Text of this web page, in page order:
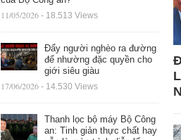
11/05/2026 - 18.513 Views
Đẩy người nghèo ra đường
để nhường đặc quyền cho
giới siêu giàu
17/06/2026 - 14.530 Views
Thanh lọc bộ máy Bộ Công
an: Tinh giản thực chất hay